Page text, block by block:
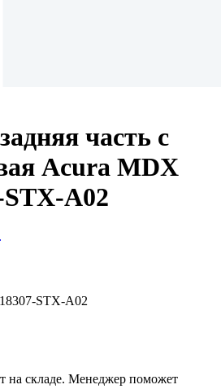
часть с
Acura MDX
STX-A02
18307-STX-A02
на складе. Менеджер поможет